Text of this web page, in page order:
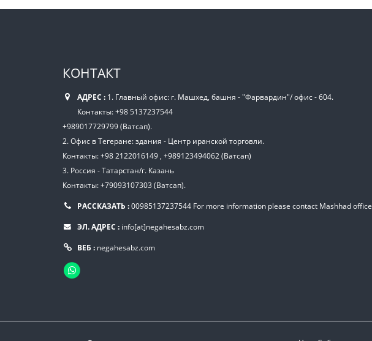
КОНТАКТ
АДРЕС : 1. Главный офис: г. Машхед, башня - "Фарвардин"/ офис - 604.
Контакты: +98 5137237544
+989017729799 (Ватсап).
2. Офис в Тегеране: здания - Центр иранской торговли.
Контакты: +98 2122016149 , +989123494062 (Ватсап)
3. Россия - Татарстан/г. Казань
Контакты: +79093107303 (Ватсап).
РАССКАЗАТЬ :00985137237544 For more information please contact Mashhad office
ЭЛ. АДРЕС : info[at]negahesabz.com
ВЕБ : negahesabz.com